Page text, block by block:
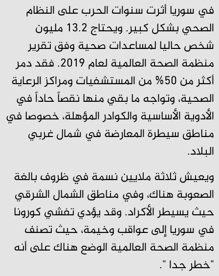
في سوريا أثرت سنوات الحرب على النظام
الصحي بشكل كبير. ويحتاج 13.2 مليون
شخص حاليا لمساعدات صحية وفق تقرير
منظمة الصحة العالمية لعام 2019. فقد دمر
أكثر من 50% من المستشفيات ومراكز الرعاية
الصحية، وتواجه ما بقي منها نقصاً حاداً في
الأدوية الأساسية والكوادر المؤهلة، خصوصا في
مناطق سيطرة المعارضة في شمال غربي
البلاد.
ويعيش ثلاثة ملايين نسمة في ظروف بالغة
الصعوبة هناك، وفي مناطق الشمال الشرقي
حيث يسيطر الأكراد. وقد يؤدي تفشي كورونا
في سوريا إلى عواقب وخيمة، حيث تصنف
منظمة الصحة العالمية الوضع هناك على أنه
"خطر جدا ".